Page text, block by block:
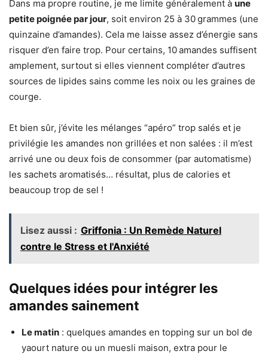
Dans ma propre routine, je me limite généralement à une
petite poignée par jour, soit environ 25 à 30 grammes (une
quinzaine d’amandes). Cela me laisse assez d’énergie sans
risquer d’en faire trop. Pour certains, 10 amandes suffisent
amplement, surtout si elles viennent compléter d’autres
sources de lipides sains comme les noix ou les graines de
courge.
Et bien sûr, j’évite les mélanges “apéro” trop salés et je
privilégie les amandes non grillées et non salées : il m’est
arrivé une ou deux fois de consommer (par automatisme)
les sachets aromatisés… résultat, plus de calories et
beaucoup trop de sel !
Lisez aussi : Griffonia : Un Remède Naturel
contre le Stress et l'Anxiété
Quelques idées pour intégrer les
amandes sainement
Le matin : quelques amandes en topping sur un bol de
yaourt nature ou un muesli maison, extra pour le